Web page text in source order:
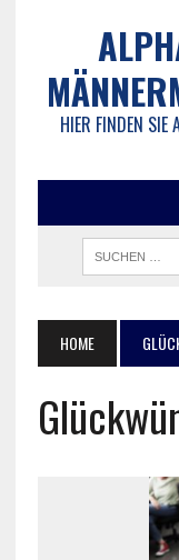
HIER FINDEN SIE
HOME